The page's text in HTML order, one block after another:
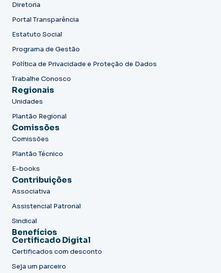
Diretoria
Portal Transparência
Estatuto Social
Programa de Gestão
Política de Privacidade e Proteção de Dados
Trabalhe Conosco
Regionais
Unidades
Plantão Regional
Comissões
Comissões
Plantão Técnico
E-books
Contribuições
Associativa
Assistencial Patronal
Sindical
Benefícios
Certificado Digital
Certificados com desconto
Seja um parceiro